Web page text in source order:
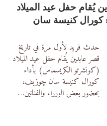
يُقام حفل عيد الميلاد
كورال كنيسة سان
حدث فريد لأول مرة في تاريخ
قصر عابدين يُقام حفل عيد الميلاد
(كونشرتو الكريسماس) بأداء
كورال كنيسة سان چوزيف،
بحضور بعض الوزراء والفنانين…